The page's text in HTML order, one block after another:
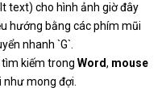
text) cho hình ảnh giờ đây
hướng bằng các phím mũi
nhanh `G`.
tìm kiếm trong Word, mouse
mong đợi.